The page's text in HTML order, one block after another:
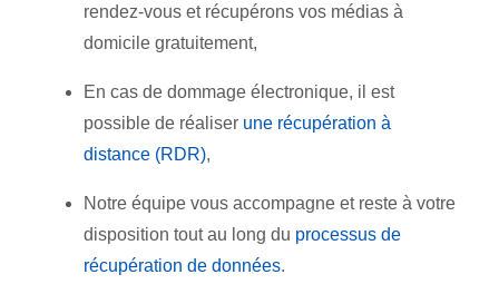
rendez-vous et récupérons vos médias à
domicile gratuitement,
En cas de dommage électronique, il est
possible de réaliser une récupération à
distance (RDR),
Notre équipe vous accompagne et reste à votre
disposition tout au long du processus de
récupération de données.